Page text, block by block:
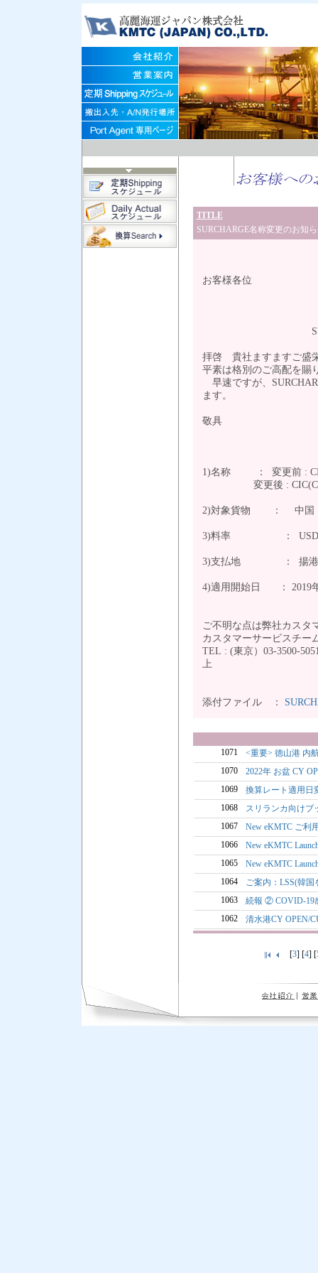
TITLE
SURCHARGE名称変更のお知
お客様各位
SURCHARGE
拝啓 貴社ますますご盛
平素は格別のご高配を賜
早速ですが、
ます。
敬具
1)名称 ： 変更前 :
変更後 :
2)対象貨物 ：
3)料率 ： USD30.00/
3)支払地 ： 揚港
4)適用開始日 ： 2019
ご不明な点は弊社カスタ
カスタマーサービスチー
TEL : (東京）03-
上
添付ファイル ：
1071
<重要> 徳山港 内
1070
2022年 お盆 CY
1069
換算レート適用日
1068
スリランカ向けブ
1067
New eKMTC ご利
1066
New eKMTC
1065
New eKMTC
1064
ご案内：LSS(韓国
1063
続報 ② COVID-19
1062
清水港CY OPEN/
[3] [4] [